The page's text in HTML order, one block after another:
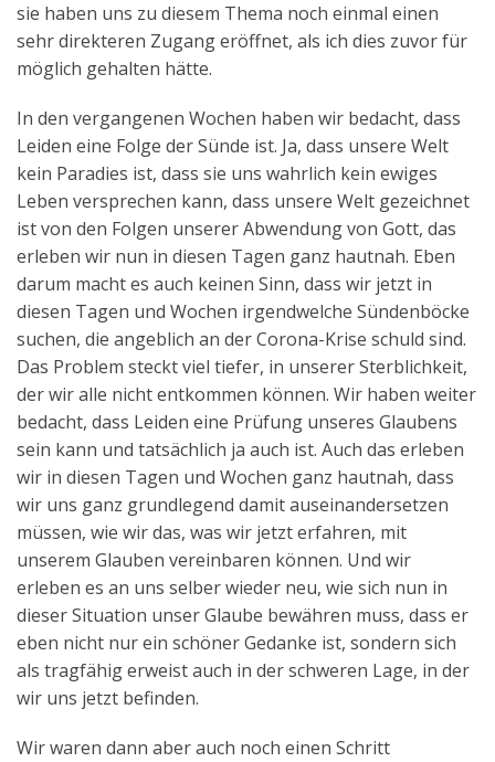
sie haben uns zu diesem Thema noch einmal einen
sehr direkteren Zugang eröffnet, als ich dies zuvor für
möglich gehalten hätte.
In den vergangenen Wochen haben wir bedacht, dass
Leiden eine Folge der Sünde ist. Ja, dass unsere Welt
kein Paradies ist, dass sie uns wahrlich kein ewiges
Leben versprechen kann, dass unsere Welt gezeichnet
ist von den Folgen unserer Abwendung von Gott, das
erleben wir nun in diesen Tagen ganz hautnah. Eben
darum macht es auch keinen Sinn, dass wir jetzt in
diesen Tagen und Wochen irgendwelche Sündenböcke
suchen, die angeblich an der Corona-Krise schuld sind.
Das Problem steckt viel tiefer, in unserer Sterblichkeit,
der wir alle nicht entkommen können. Wir haben weiter
bedacht, dass Leiden eine Prüfung unseres Glaubens
sein kann und tatsächlich ja auch ist. Auch das erleben
wir in diesen Tagen und Wochen ganz hautnah, dass
wir uns ganz grundlegend damit auseinandersetzen
müssen, wie wir das, was wir jetzt erfahren, mit
unserem Glauben vereinbaren können. Und wir
erleben es an uns selber wieder neu, wie sich nun in
dieser Situation unser Glaube bewähren muss, dass er
eben nicht nur ein schöner Gedanke ist, sondern sich
als tragfähig erweist auch in der schweren Lage, in der
wir uns jetzt befinden.
Wir waren dann aber auch noch einen Schritt